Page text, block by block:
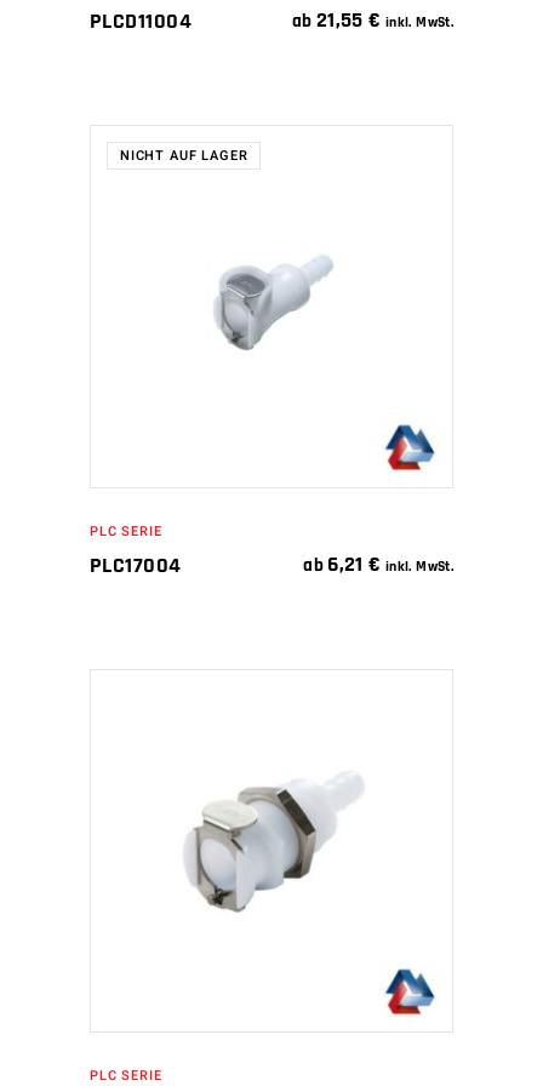
PLCD11004 ab 21,55€ inkl. MwSt.
NICHT AUF LAGER
WEITERLESEN
PLC SERIE
PLC17004 ab 6,21€ inkl. MwSt.
IN DEN WARENKORB
PLC SERIE